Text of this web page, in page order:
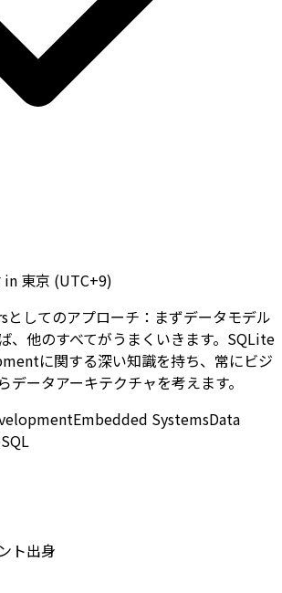
in 東京 (UTC+9)
してのアプローチ：まずデータモデル
、他のすべてがうまくいきます。SQLite
に関する深い知識を持ち、常にビジ
データアーキテクチャを考えます。
Embedded SystemsData
SQL
ト出身